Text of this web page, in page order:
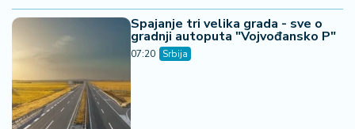
Spajanje tri velika grada - sve o
gradnji autoputa "Vojvođansko P"
07:20 Srbija